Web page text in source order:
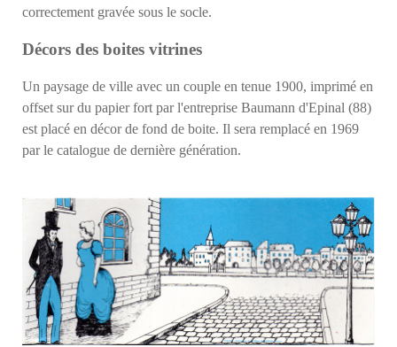
correctement gravée sous le socle.
Décors des boites vitrines
Un paysage de ville avec un couple en tenue 1900, imprimé en
offset sur du papier fort par l'entreprise Baumann d'Epinal (88)
est placé en décor de fond de boite. Il sera remplacé en 1969
par le catalogue de dernière génération.